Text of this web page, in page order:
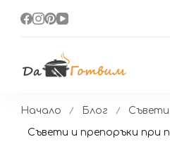
Начало Блог
Съвети и препоръки при